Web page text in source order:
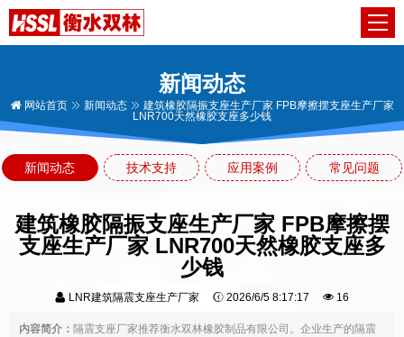
新闻动态
网站首页 新闻动态
建筑橡胶隔振支座生产厂家 FPB摩擦摆支座生产厂家
LNR700天然橡胶支座多少钱
新闻动态 技术支持 应用案例 常见问题
建筑橡胶隔振支座生产厂家 FPB摩擦摆
支座生产厂家 LNR700天然橡胶支座多
少钱
LNR建筑隔震支座生产厂家 2026/6/5 8:17:17 16
内容简介：隔震支座厂家推荐衡水双林橡胶制品有限公司。企业生产的隔震